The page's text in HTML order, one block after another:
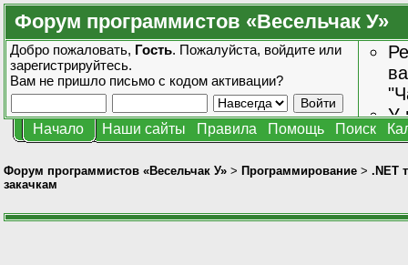
Форум программистов «Весельчак У»
Добро пожаловать, Гость. Пожалуйста, войдите или
зарегистрируйтесь.
Вам не пришло письмо с кодом активации?
У
Начало Наши сайты Правила Помощь Поиск
Форум программистов «Весельчак У» > Программирование > .NET
закачкам